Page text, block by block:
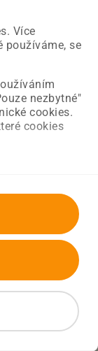
Více
používáme, se
nezbytné"
cookies.
cookies
stránku.